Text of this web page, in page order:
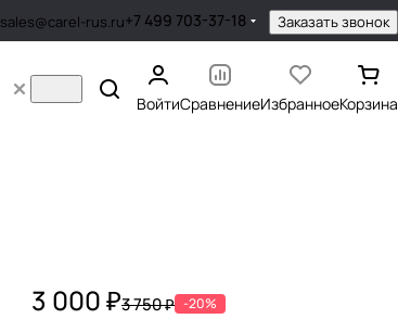
sales@carel-rus.ru+7 499 703-37-18 Заказать звонок
ВойтиСравнениеИзбранноеКорзина
3 000 ₽3 750 ₽ -20%